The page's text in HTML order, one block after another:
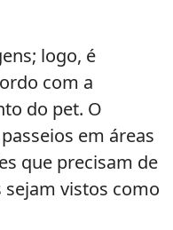
logo, é
com a
do pet. O
em áreas
que precisam de
vistos como